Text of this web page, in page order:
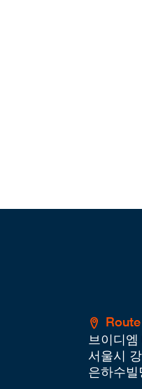
Route
브이디
서울시
은하수빌